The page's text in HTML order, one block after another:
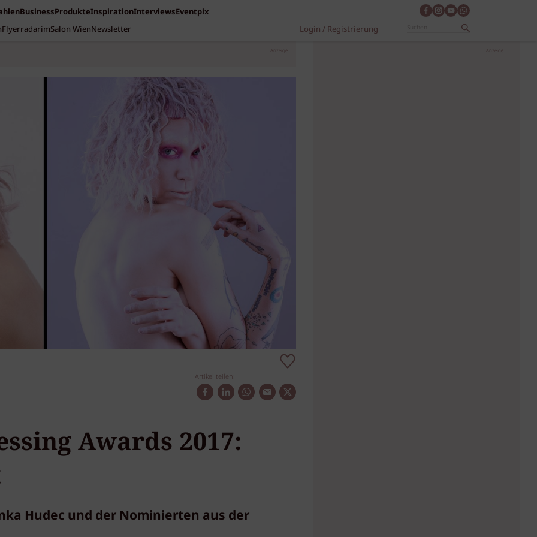
BusinessProdukteInspirationInterviewsEventpix
FlyerradarimSalon WienNewsletter Login / Registrierung
Anzeige
Artikel teilen:
Awards 2017:
Hudec und der Nominierten aus der
Anzeige